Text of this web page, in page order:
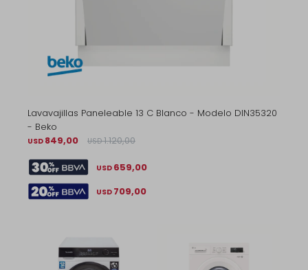
Lavavajillas Paneleable 13 C Blanco - Modelo DIN35320
- Beko
USD 849,00 USD 1.120,00
USD 659,00
USD 709,00